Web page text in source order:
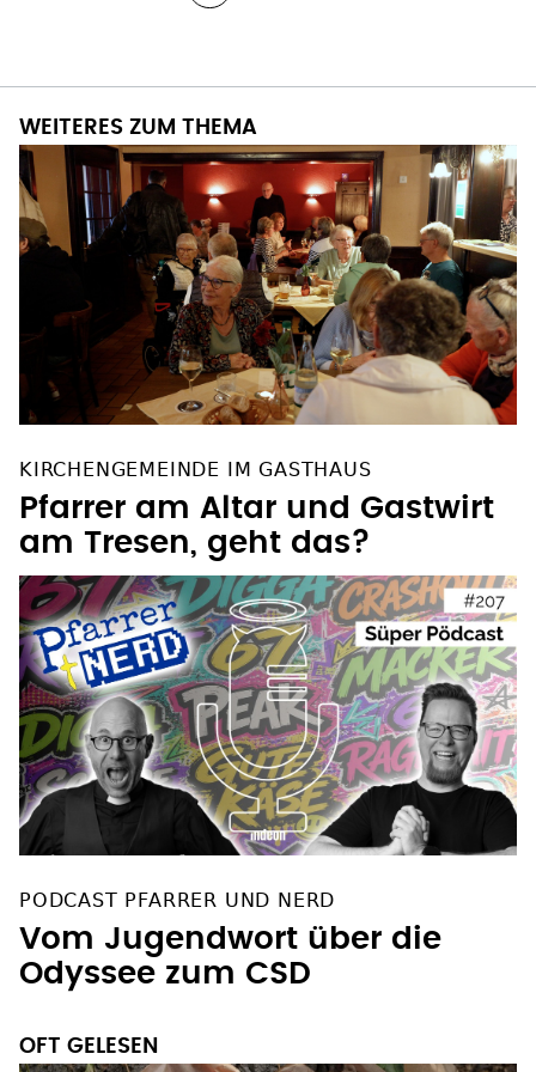
WEITERES ZUM THEMA
KIRCHENGEMEINDE IM GASTHAUS
Pfarrer am Altar und Gastwirt
am Tresen, geht das?
PODCAST PFARRER UND NERD
Vom Jugendwort über die
Odyssee zum CSD
OFT GELESEN